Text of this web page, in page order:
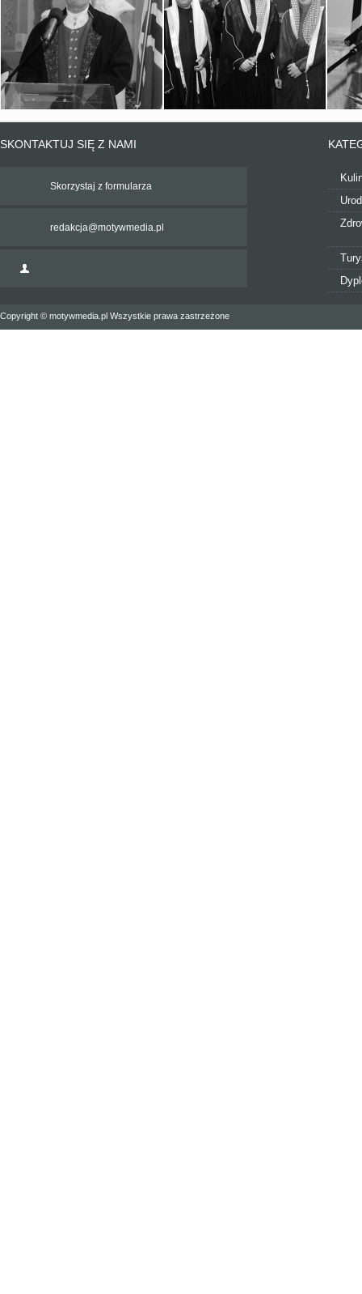
SKONTAKTUJ SIĘ Z NAMI
Skorzystaj z formularza
redakcja@motywmedia.pl
Copyright © motywmedia.pl Wszystkie prawa zastrzeżone